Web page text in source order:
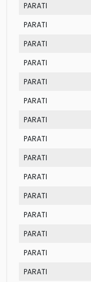
PARATI
PARATI
PARATI
PARATI
PARATI
PARATI
PARATI
PARATI
PARATI
PARATI
PARATI
PARATI
PARATI
PARATI
PARATI